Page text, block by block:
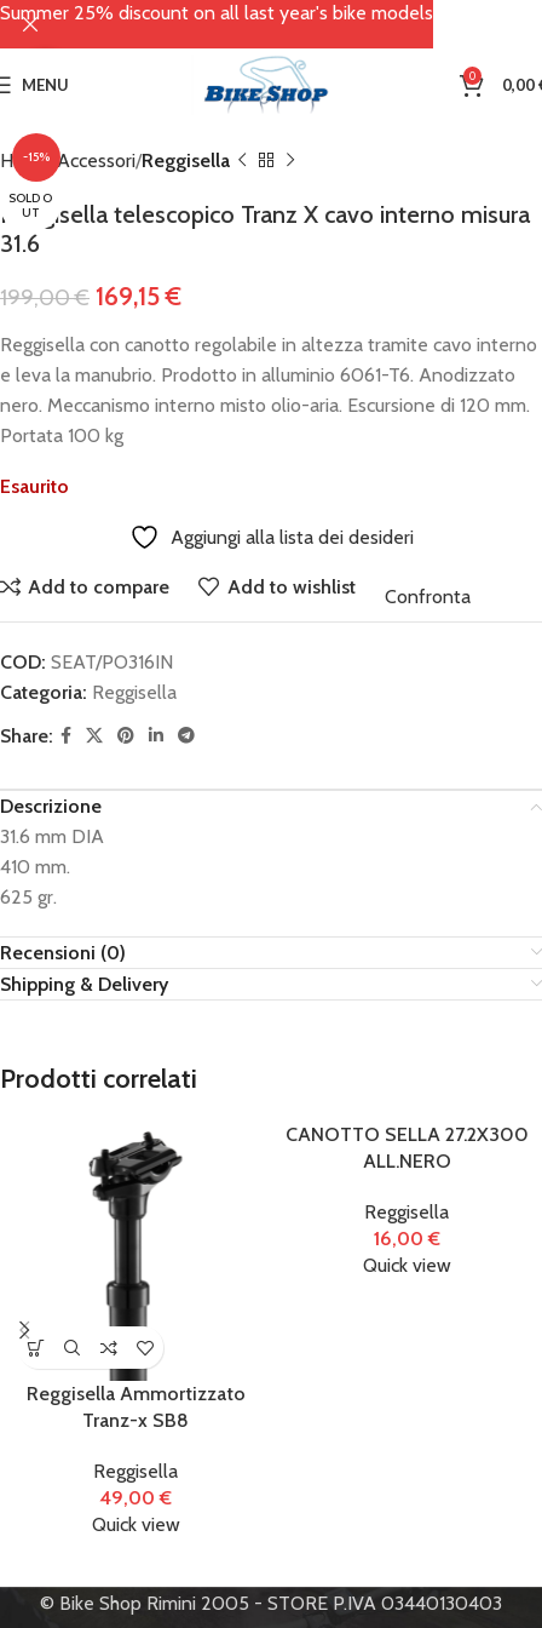
MENU 0 0,00
-15%
SOLD O
UT
Home Accessori Reggisella
Reggisella telescopico Tranz X cavo interno misura
31.6
199,00€ 169,15€
Reggisella con canotto regolabile in altezza tramite cavo interno
e leva la manubrio. Prodotto in alluminio 6061-T6. Anodizzato
nero. Meccanismo interno misto olio-aria. Escursione di 120 mm.
Portata 100 kg
Esaurito
Aggiungi alla lista dei desideri
Add to compare Add to wishlist Confronta
COD: SEAT/PO316IN
Categoria: Reggisella
Share:
Descrizione
31.6 mm DIA
410 mm.
625 gr.
Recensioni (0)
Shipping & Delivery
Prodotti correlati
Reggisella Ammortizzato
Tranz-x SB8
Reggisella
49,00€
Quick view
CANOTTO SELLA 27.2X300
ALL.NERO
Reggisella
16,00€
Quick view
© Bike Shop Rimini 2005 - STORE P.IVA 03440130403
Summer 25% discount on all last year's bike models